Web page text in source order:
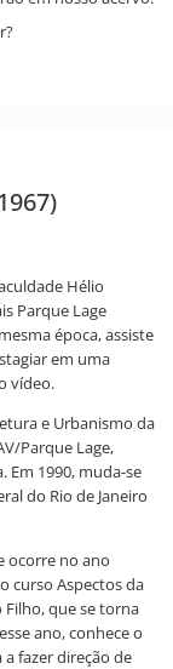
Hélio
Parque Lage
época, assiste
em uma
vídeo.
e Urbanismo da
Parque Lage,
Em 1990, muda-se
do Rio de Janeiro
ocorre no ano
curso Aspectos da
que se torna
ano, conhece o
fazer direção de